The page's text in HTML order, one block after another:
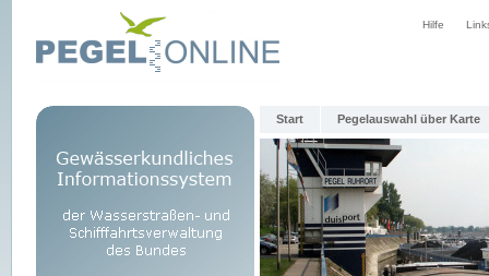
Hilfe
Start Pegelauswahl über Karte